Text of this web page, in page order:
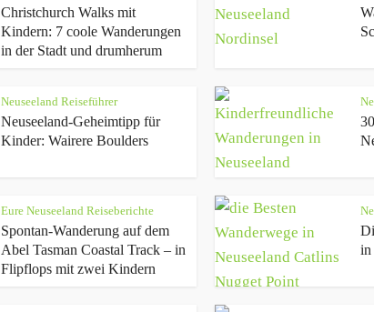
Christchurch Walks mit
Kindern: 7 coole Wanderungen
in der Stadt und drumherum
Neuseeland Reiseführer
Neuseeland-Geheimtipp für
Kinder: Wairere Boulders
Eure Neuseeland Reiseberichte
Spontan-Wanderung auf dem
Abel Tasman Coastal Track – in
Flipflops mit zwei Kindern
in